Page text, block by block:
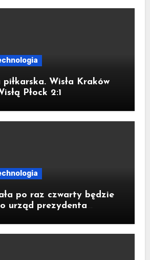
Wisła Kraków
Płock 2:1
po raz czwarty będzie
urząd prezydenta